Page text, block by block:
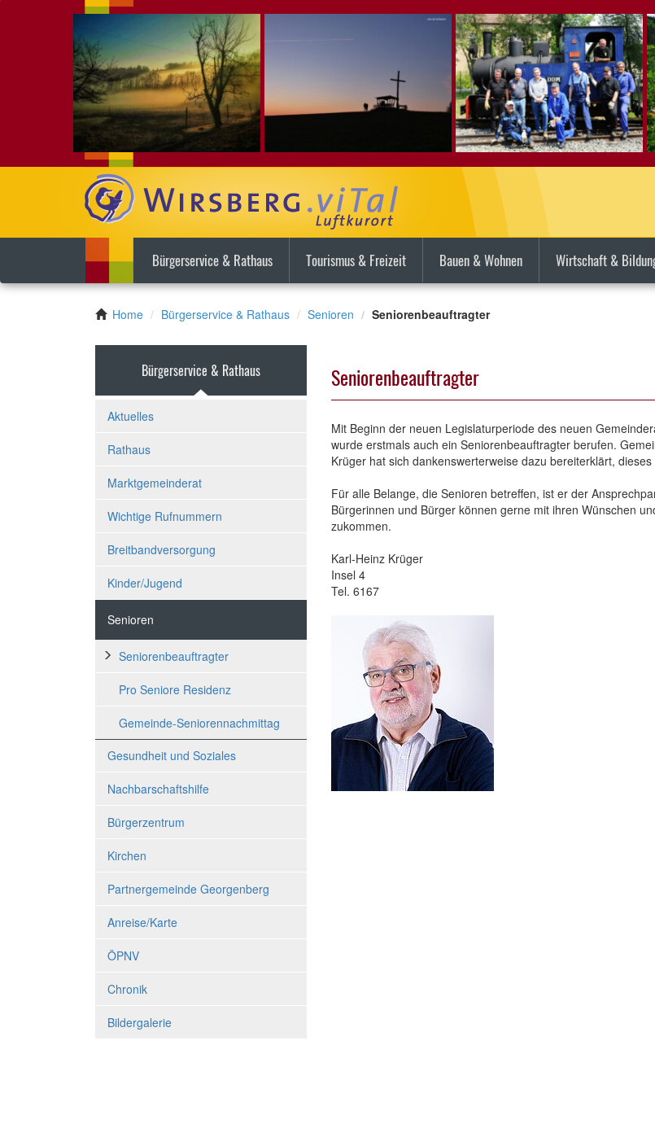
Bürgerservice & Rathaus Tourismus & Freizeit Bauen & Wohnen Wirtschaft &
Home Bürgerservice & Rathaus Senioren Seniorenbeauftragter
Bürgerservice & Rathaus
Aktuelles
Rathaus
Marktgemeinderat
Wichtige Rufnummern
Breitbandversorgung
Kinder/Jugend
Senioren
Seniorenbeauftragter
Pro Seniore Residenz
Gemeinde-Seniorennachmittag
Gesundheit und Soziales
Nachbarschaftshilfe
Bürgerzentrum
Kirchen
Partnergemeinde Georgenberg
Anreise/Karte
ÖPNV
Chronik
Bildergalerie
Seniorenbeauftragter
Mit Beginn der neuen Legislaturperiode des neuen
wurde erstmals auch ein Seniorenbeauftragter berufen.
Krüger hat sich dankenswerterweise dazu bereiterklärt,
Für alle Belange, die Senioren betreffen, ist er der
Bürgerinnen und Bürger können gerne mit ihren Wünschen
zukommen.
Karl-Heinz Krüger
Insel 4
Tel. 6167